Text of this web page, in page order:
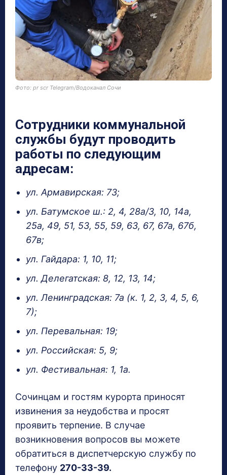
Фото: pr scr Telegram/Водоканал Сочи
Сотрудники коммунальной
службы будут проводить
работы по следующим
адресам:
ул. Армавирская: 73;
ул. Батумское ш.: 2, 4, 28а/3, 10, 14а,
25а, 49, 51, 53, 55, 59, 63, 67, 67а, 67б,
67в;
ул. Гайдара: 1, 10, 11;
ул. Делегатская: 8, 12, 13, 14;
ул. Ленинградская: 7а (к. 1, 2, 3, 4, 5, 6,
7);
ул. Перевальная: 19;
ул. Российская: 5, 9;
ул. Фестивальная: 1, 1а.
Сочинцам и гостям курорта приносят
извинения за неудобства и просят
проявить терпение. В случае
возникновения вопросов вы можете
обратиться в диспетчерскую службу по
телефону 270-33-39.